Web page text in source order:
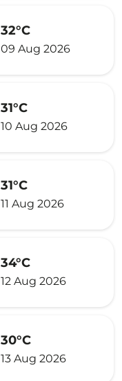
32°C
09 Aug 2026
31°C
10 Aug 2026
31°C
11 Aug 2026
34°C
12 Aug 2026
30°C
13 Aug 2026